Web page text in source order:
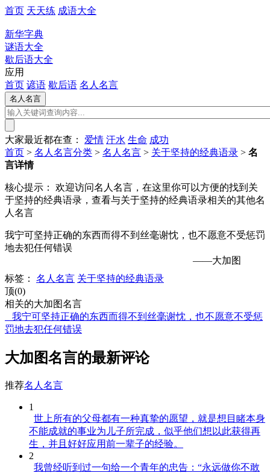
首页 天天练 成语大全
新华字典
谜语大全
歇后语大全
应用
首页 谚语 歇后语 名人名言
大家最近都在查： 爱情 汗水 生命 成功
首页 > 名人名言分类 > 名人名言 > 关于坚持的经典语录 > 名
言详情
核心提示：
欢迎访问名人名言，在这里你可以方便的找到关
于坚持的经典语录，查看与关于坚持的经典语录相关的其他名
人名言
我宁可坚持正确的东西而得不到丝毫谢忱，也不愿意不受惩罚
地去犯任何错误
——大加图
标签：
名人名言 关于坚持的经典语录
顶(0)
相关的大加图名言
我宁可坚持正确的东西而得不到丝毫谢忱，也不愿意不受惩
罚地去犯任何错误
大加图名言的最新评论
推荐名人名言
1
世上所有的父母都有一种真挚的愿望，就是想目睹本身
不能成就的事业为儿子所完成，似乎他们想以此获得再
生，并且好好应用前一辈子的经验。
2
我曾经听到过一句给一个青年的忠告：“永远做你不敢